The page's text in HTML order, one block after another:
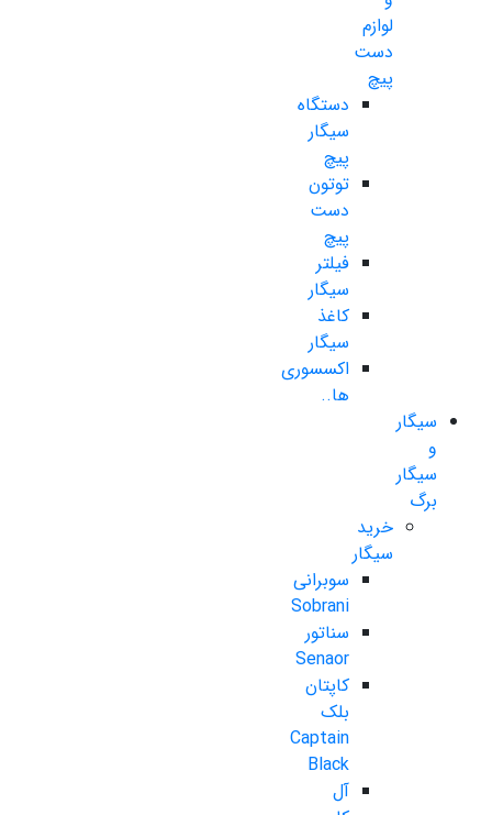
لوازم
دست
پیچ
دستگاه
سیگار
پیچ
توتون
دست
پیچ
فیلتر
سیگار
کاغذ
سیگار
اکسسوری
ها..
سیگار
و
سیگار
برگ
خرید
سیگار
سوبرانی
Sobrani
سناتور
Senaor
کاپتان
بلک
Captain
Black
آل